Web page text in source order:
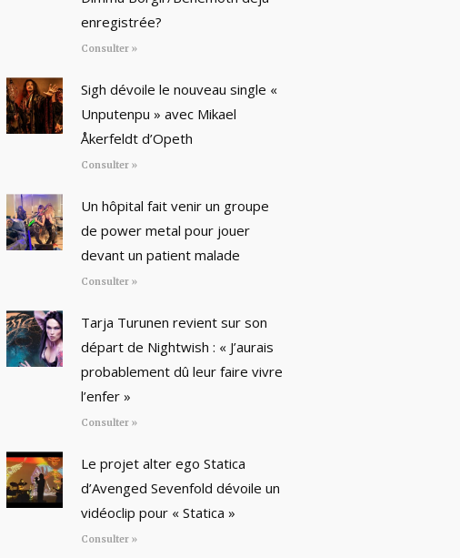
enregistrée?
Consulter »
Sigh dévoile le nouveau single «
Unputenpu » avec Mikael
Åkerfeldt d’Opeth
Consulter »
Un hôpital fait venir un groupe
de power metal pour jouer
devant un patient malade
Consulter »
Tarja Turunen revient sur son
départ de Nightwish : « J’aurais
probablement dû leur faire vivre
l’enfer »
Consulter »
Le projet alter ego Statica
d’Avenged Sevenfold dévoile un
vidéoclip pour « Statica »
Consulter »